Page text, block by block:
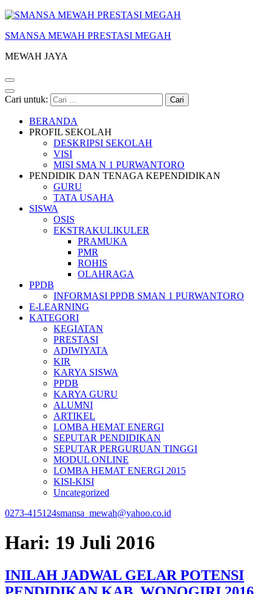
SMANSA MEWAH PRESTASI MEGAH
MEWAH JAYA
Cari untuk:
BERANDA
PROFIL SEKOLAH
DESKRIPSI SEKOLAH
VISI
MISI SMA N 1 PURWANTORO
PENDIDIK DAN TENAGA KEPENDIDIKAN
GURU
TATA USAHA
SISWA
OSIS
EKSTRAKULIKULER
PRAMUKA
PMR
ROHIS
OLAHRAGA
PPDB
INFORMASI PPDB SMAN 1 PURWANTORO
E-LEARNING
KATEGORI
KEGIATAN
PRESTASI
ADIWIYATA
KIR
KARYA SISWA
PPDB
KARYA GURU
ALUMNI
ARTIKEL
LOMBA HEMAT ENERGI
SEPUTAR PENDIDIKAN
SEPUTAR PERGURUAN TINGGI
MODUL ONLINE
LOMBA HEMAT ENERGI 2015
KISI-KISI
Uncategorized
0273-415124smansa_mewah@yahoo.co.id
Hari: 19 Juli 2016
INILAH JADWAL GELAR POTENSI